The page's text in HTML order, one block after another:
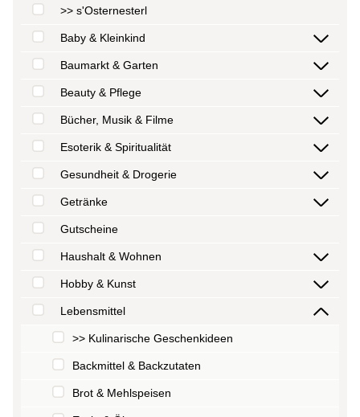
>> s'Osternesterl
Baby & Kleinkind
Baumarkt & Garten
Beauty & Pflege
Bücher, Musik & Filme
Esoterik & Spiritualität
Gesundheit & Drogerie
Getränke
Gutscheine
Haushalt & Wohnen
Hobby & Kunst
Lebensmittel
>> Kulinarische Geschenkideen
Backmittel & Backzutaten
Brot & Mehlspeisen